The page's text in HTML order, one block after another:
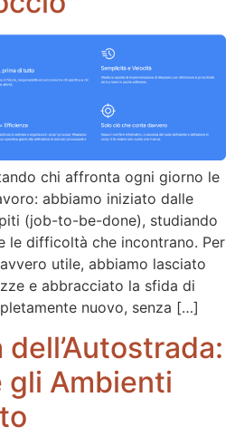
chi affronta ogni giorno le
abbiamo iniziato dalle
(job-to-be-done), studiando
le difficoltà che incontrano. Per
utile, abbiamo lasciato
e abbracciato la sfida di
nuovo, senza […]
gli Ambienti